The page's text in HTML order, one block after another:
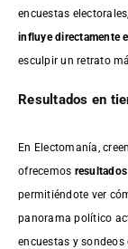
encuestas
influye directamente
esculpir un retrato
Resultados en
En Electomanía,
ofrecemos
permitiéndote ver
panorama político
encuestas y sondeos